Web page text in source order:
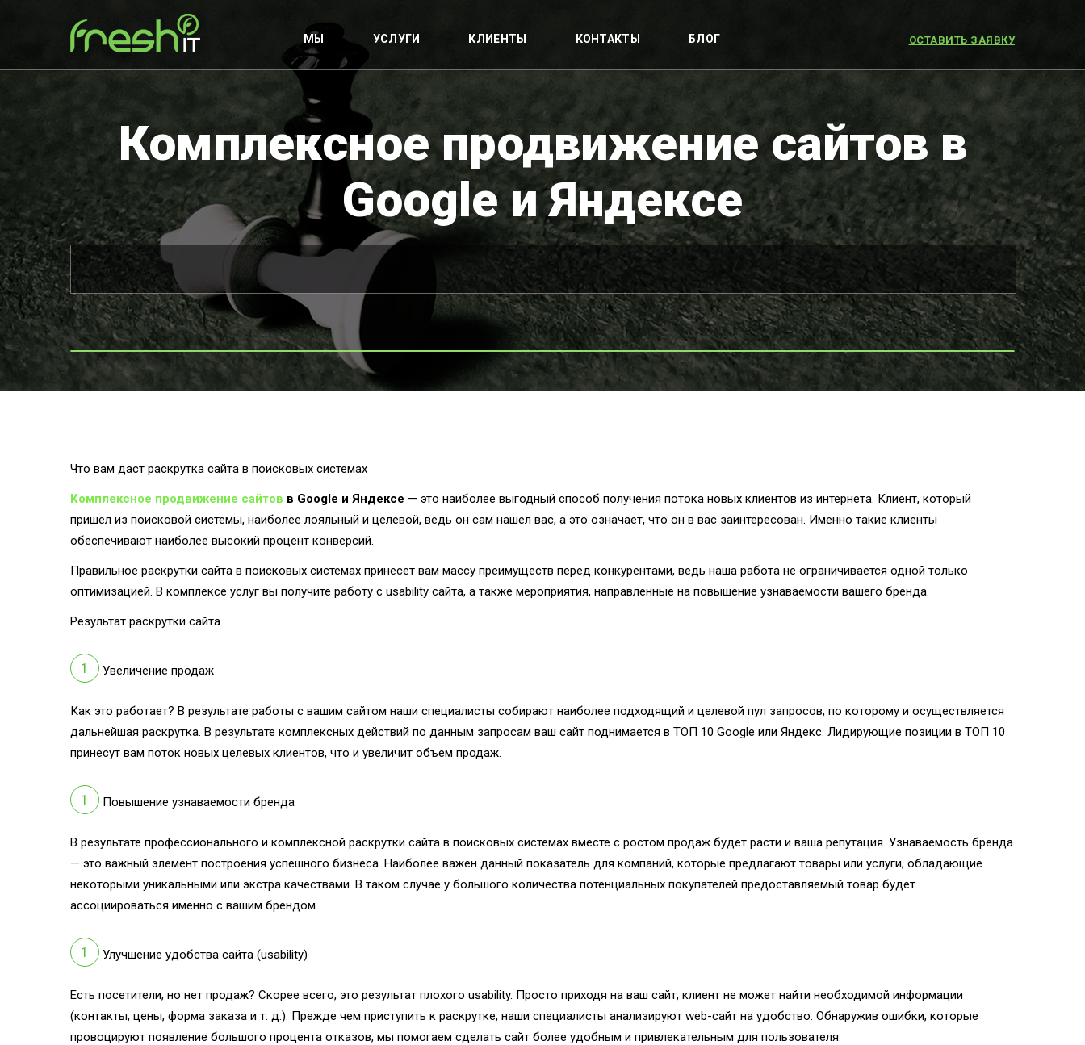
МЫ УСЛУГИ КЛИЕНТЫ КОНТАКТЫ БЛОГ ОСТАВИТЬ ЗАЯВКУ
Комплексное продвижение сайтов в
Google и Яндексе
Что вам даст раскрутка сайта в поисковых системах
Комплексное продвижение сайтов в Google и Яндексе — это наиболее выгодный способ получения потока новых клиентов из интернета. Клиент, который
пришел из поисковой системы, наиболее лояльный и целевой, ведь он сам нашел вас, а это означает, что он в вас заинтересован. Именно такие клиенты
обеспечивают наиболее высокий процент конверсий.
Правильное раскрутки сайта в поисковых системах принесет вам массу преимуществ перед конкурентами, ведь наша работа не ограничивается одной только
оптимизацией. В комплексе услуг вы получите работу с usability сайта, а также мероприятия, направленные на повышение узнаваемости вашего бренда.
Результат раскрутки сайта
Увеличение продаж
Как это работает? В результате работы с вашим сайтом наши специалисты собирают наиболее подходящий и целевой пул запросов, по которому и осуществляется
дальнейшая раскрутка. В результате комплексных действий по данным запросам ваш сайт поднимается в ТОП 10 Google или Яндекс. Лидирующие позиции в ТОП 10
принесут вам поток новых целевых клиентов, что и увеличит объем продаж.
Повышение узнаваемости бренда
В результате профессионального и комплексной раскрутки сайта в поисковых системах вместе с ростом продаж будет расти и ваша репутация. Узнаваемость бренда
— это важный элемент построения успешного бизнеса. Наиболее важен данный показатель для компаний, которые предлагают товары или услуги, обладающие
некоторыми уникальными или экстра качествами. В таком случае у большого количества потенциальных покупателей предоставляемый товар будет
ассоциироваться именно с вашим брендом.
Улучшение удобства сайта (usability)
Есть посетители, но нет продаж? Скорее всего, это результат плохого usability. Просто приходя на ваш сайт, клиент не может найти необходимой информации
(контакты, цены, форма заказа и т. д.). Прежде чем приступить к раскрутке, наши специалисты анализируют web-сайт на удобство. Обнаружив ошибки, которые
провоцируют появление большого процента отказов, мы помогаем сделать сайт более удобным и привлекательным для пользователя.